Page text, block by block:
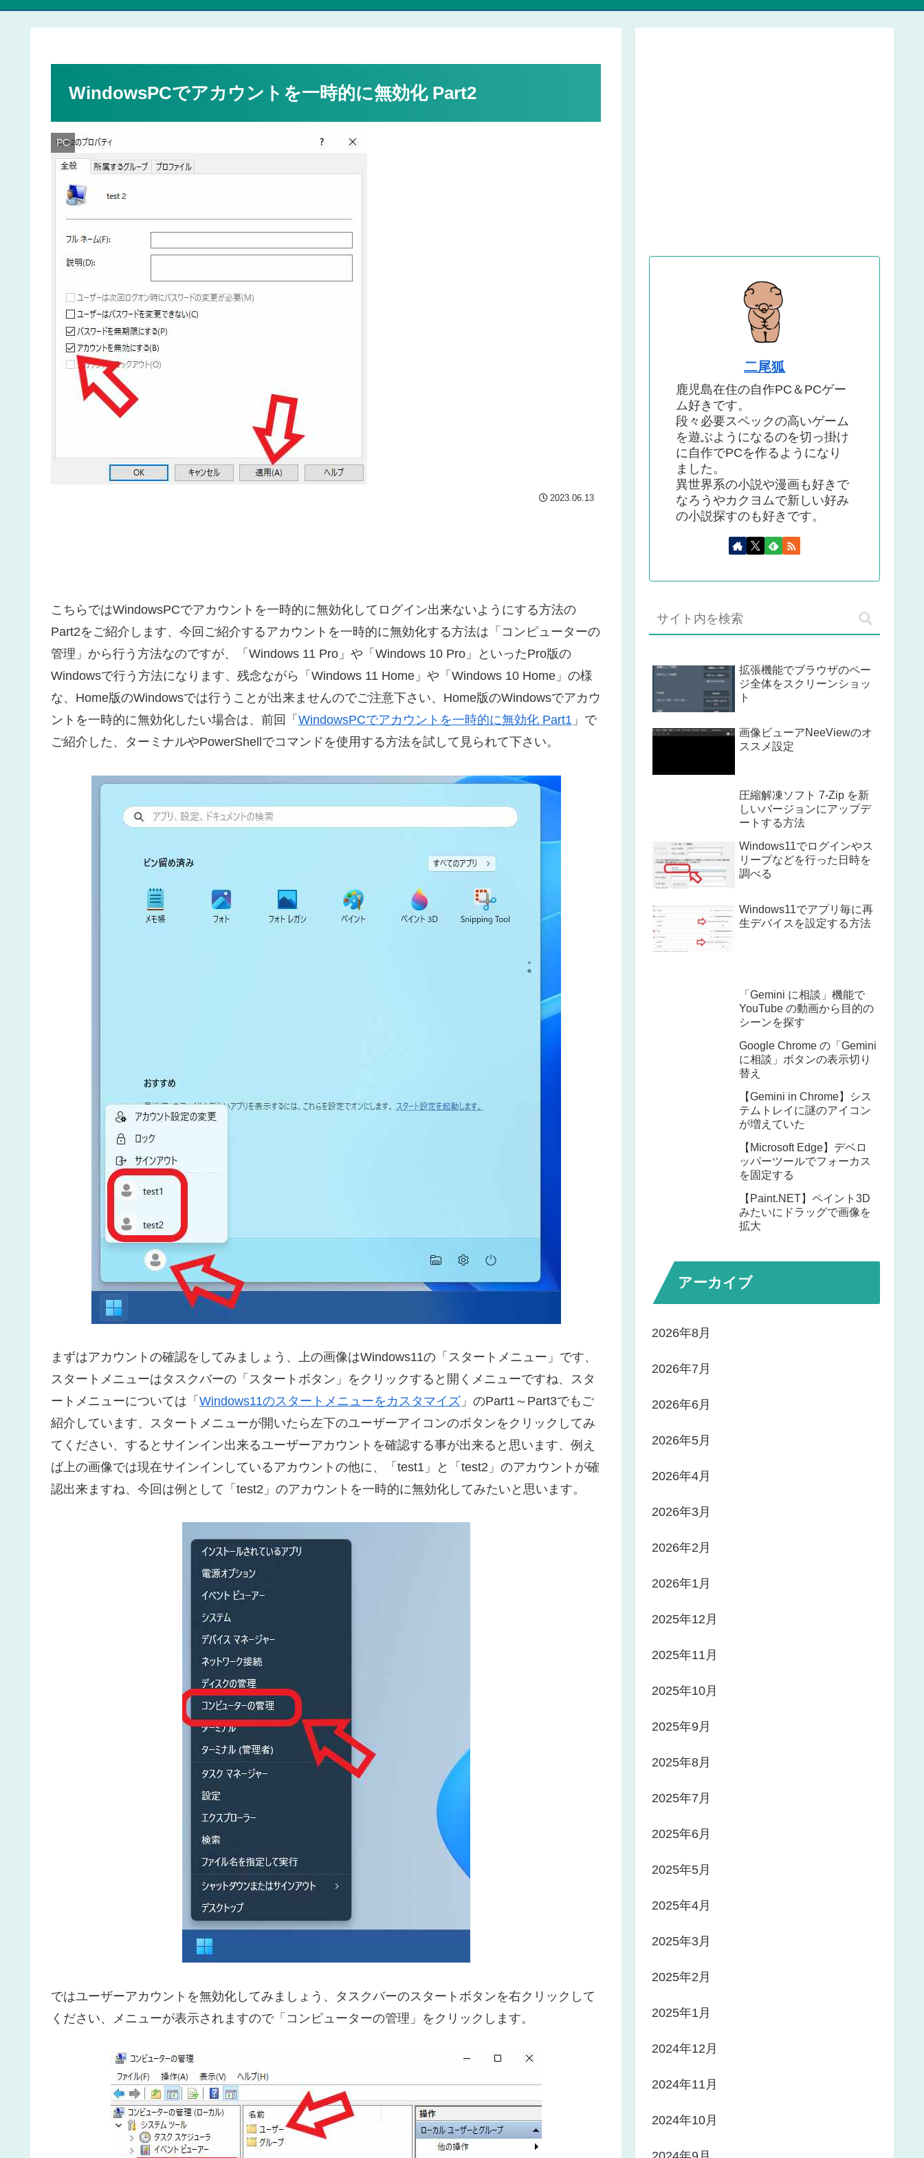
WindowsPCでアカウントを一時的に無効化 Part2
PC
2023.06.13
こちらではWindowsPCでアカウントを一時的に無効化してログイン出来ないようにする方法の
Part2をご紹介します、今回ご紹介するアカウントを一時的に無効化する方法は「コンピューターの
管理」から行う方法なのですが、「Windows 11 Pro」や「Windows 10 Pro」といったPro版の
Windowsで行う方法になります、残念ながら「Windows 11 Home」や「Windows 10 Home」の様
な、Home版のWindowsでは行うことが出来ませんのでご注意下さい、Home版のWindowsでアカウ
ントを一時的に無効化したい場合は、前回「 WindowsPCでアカウントを一時的に無効化 Part1 」で
ご紹介した、ターミナルやPowerShellでコマンドを使用する方法を試して見られて下さい。
まずはアカウントの確認をしてみましょう、上の画像はWindows11の「スタートメニュー」です、
スタートメニューはタスクバーの「スタートボタン」をクリックすると開くメニューですね、スタ
ートメニューについては「 Windows11のスタートメニューをカスタマイズ 」のPart1～Part3でもご
紹介しています、スタートメニューが開いたら左下のユーザーアイコンのボタンをクリックしてみ
てください、するとサインイン出来るユーザーアカウントを確認する事が出来ると思います、例え
ば上の画像では現在サインインしているアカウントの他に、「test1」と「test2」のアカウントが確
認出来ますね、今回は例として「test2」のアカウントを一時的に無効化してみたいと思います。
ではユーザーアカウントを無効化してみましょう、タスクバーのスタートボタンを右クリックして
ください、メニューが表示されますので「コンピューターの管理」をクリックします。
二尾狐
鹿児島在住の自作PC＆PCゲー
ム好きです。
段々必要スペックの高いゲーム
を遊ぶようになるのを切っ掛け
に自作でPCを作るようになり
ました。
異世界系の小説や漫画も好きで
なろうやカクヨムで新しい好み
の小説探すのも好きです。
拡張機能でブラウザのペー
ジ全体をスクリーンショッ
ト
画像ビューアNeeViewのオ
ススメ設定
圧縮解凍ソフト 7-Zip を新
しいバージョンにアップデ
ートする方法
Windows11でログインやス
リープなどを行った日時を
調べる
Windows11でアプリ毎に再
生デバイスを設定する方法
「Gemini に相談」機能で
YouTube の動画から目的の
シーンを探す
Google Chrome の「Gemini
に相談」ボタンの表示切り
替え
【Gemini in Chrome】シス
テムトレイに謎のアイコン
が増えていた
【Microsoft Edge】デベロ
ッパーツールでフォーカス
を固定する
【Paint.NET】ペイント3D
みたいにドラッグで画像を
拡大
アーカイブ
2026年8月
2026年7月
2026年6月
2026年5月
2026年4月
2026年3月
2026年2月
2026年1月
2025年12月
2025年11月
2025年10月
2025年9月
2025年8月
2025年7月
2025年6月
2025年5月
2025年4月
2025年3月
2025年2月
2025年1月
2024年12月
2024年11月
2024年10月